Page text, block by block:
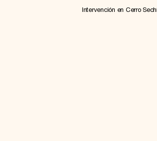
Intervención en Cerro